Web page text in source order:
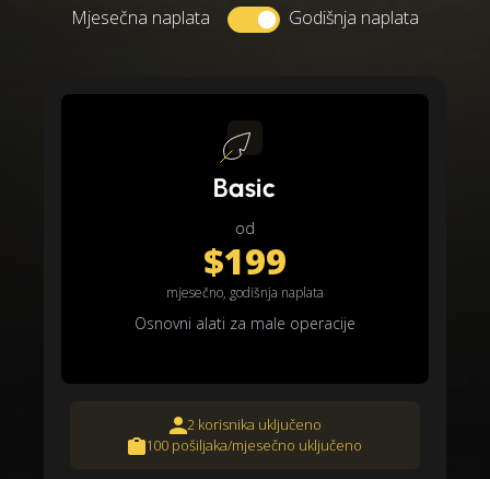
Mjesečna naplata Godišnja naplata
Basic
od
$199
mjesečno, godišnja naplata
Osnovni alati za male operacije
2 korisnika uključeno
100 pošiljaka/mjesečno uključeno